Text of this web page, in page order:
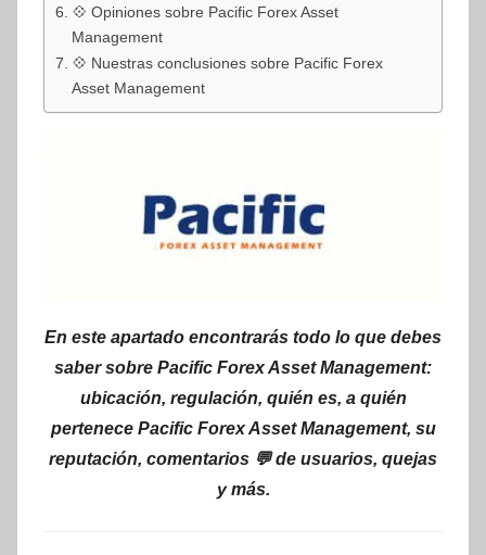
💠 Opiniones sobre Pacific Forex Asset
Management
💠 Nuestras conclusiones sobre Pacific Forex
Asset Management
En este apartado encontrarás todo lo que debes
saber sobre Pacific Forex Asset Management:
ubicación, regulación, quién es, a quién
pertenece Pacific Forex Asset Management, su
reputación, comentarios 💬 de usuarios, quejas
y más.